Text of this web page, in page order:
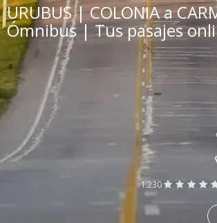
URUBUS | COLONIA a
Ómnibus | Tus pasajes
1.230